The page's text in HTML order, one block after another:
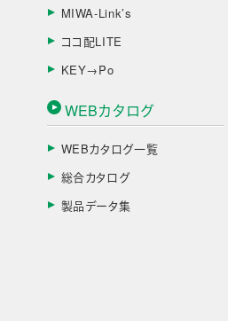
MIWA-Link’s
ココ配LITE
KEY→Po
WEBカタログ
WEBカタログ一覧
総合カタログ
製品データ集